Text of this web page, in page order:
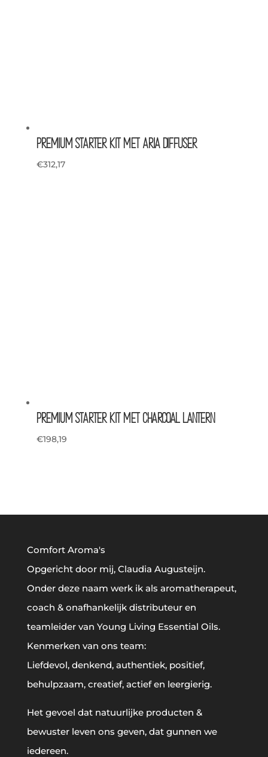
Premium Starter Kit met Aria Diffuser
€312,17
Premium Starter Kit met Charcoal Lantern
€198,19
Comfort Aroma's
Opgericht door mij, Claudia Augusteijn.
Onder deze naam werk ik als aromatherapeut,
coach & onafhankelijk distributeur en
teamleider van Young Living Essential Oils.
Kenmerken van ons team:
Liefdevol, denkend, authentiek, positief,
behulpzaam, creatief, actief en leergierig.
Het gevoel dat natuurlijke producten &
bewuster leven ons geven, dat gunnen we
iedereen.